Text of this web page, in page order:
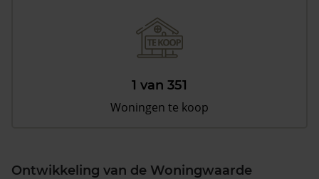
1 van 351
Woningen te koop
Ontwikkeling van de Woningwaarde